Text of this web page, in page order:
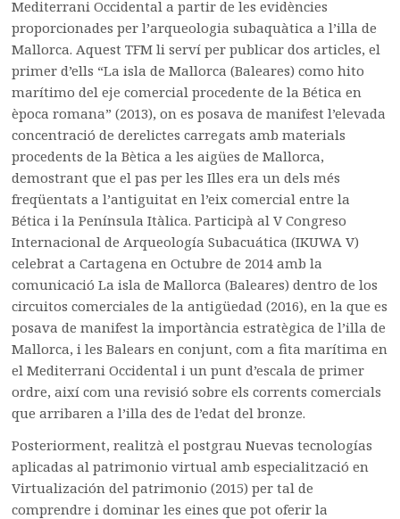
Mediterrani Occidental a partir de les evidències
proporcionades per l’arqueologia subaquàtica a l’illa de
Mallorca. Aquest TFM li serví per publicar dos articles, el
primer d’ells “La isla de Mallorca (Baleares) como hito
marítimo del eje comercial procedente de la Bética en
època romana” (2013), on es posava de manifest l’elevada
concentració de derelictes carregats amb materials
procedents de la Bètica a les aigües de Mallorca,
demostrant que el pas per les Illes era un dels més
freqüentats a l’antiguitat en l’eix comercial entre la
Bética i la Península Itàlica. Participà al V Congreso
Internacional de Arqueología Subacuática (IKUWA V)
celebrat a Cartagena en Octubre de 2014 amb la
comunicació La isla de Mallorca (Baleares) dentro de los
circuitos comerciales de la antigüedad (2016), en la que es
posava de manifest la importància estratègica de l’illa de
Mallorca, i les Balears en conjunt, com a fita marítima en
el Mediterrani Occidental i un punt d’escala de primer
ordre, així com una revisió sobre els corrents comercials
que arribaren a l’illa des de l’edat del bronze.
Posteriorment, realitzà el postgrau Nuevas tecnologías
aplicadas al patrimonio virtual amb especialització en
Virtualización del patrimonio (2015) per tal de
comprendre i dominar les eines que pot oferir la